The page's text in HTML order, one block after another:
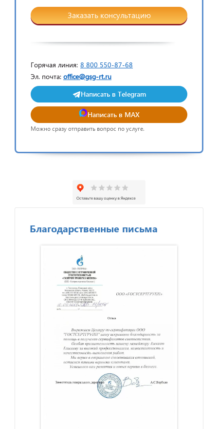
Заказать консультацию
Горячая линия: 8 800 550-87-68
Эл. почта: office@gsg-rt.ru
Написать в Telegram
Написать в MAX
Можно сразу отправить вопрос по услуге.
Благодарственные письма